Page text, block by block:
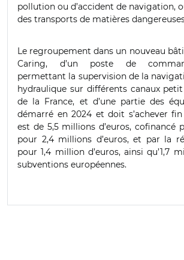
pollution ou d’accident de navigation,
des transports de matières
Le regroupement dans un nouveau
Caring, d’un poste de
permettant la supervision de la
hydraulique sur différents canaux
de la France, et d’une partie des
démarré en 2024 et doit s’achever
est de 5,5 millions d’euros, cofinancé
pour 2,4 millions d’euros, et par la
pour 1,4 million d’euros, ainsi qu’1,7
subventions européennes.